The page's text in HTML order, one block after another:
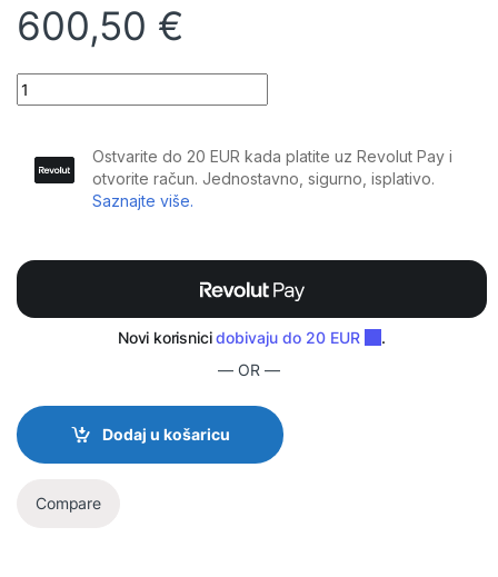
600,50 €
Plugger Case - Flight case Mixer/Rack 16U roller quantity
— OR —
Dodaj u košaricu
Compare